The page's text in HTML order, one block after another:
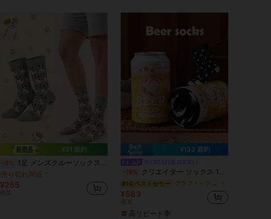
¥21 節約
-8% 1足 メンズクルーソックス、犬柄ノベルティクルーソックス、PET愛好家カジュアルソックス、ユニセックス、夫、息子、ボーイフレンドへのギフト、秋冬の日常着
売り切れ間近！
¥255
概算
¥133 節約
-19% クリエイター ソックス 1ペア マルチカラー ミッドカーフ ギフトソックス、ユニセックス カップルギフトボックス、ソフトビール ノベルティソックス、想像力豊かな食品着想クリエイティブデザイン、快適で多用途、誕生日、バレンタインデー、イースター、デート、家族集会、パーティー、休日に適しています
#10 ベストセラー グラフィック メンズクルーソックス
¥583
概算
高リピート率